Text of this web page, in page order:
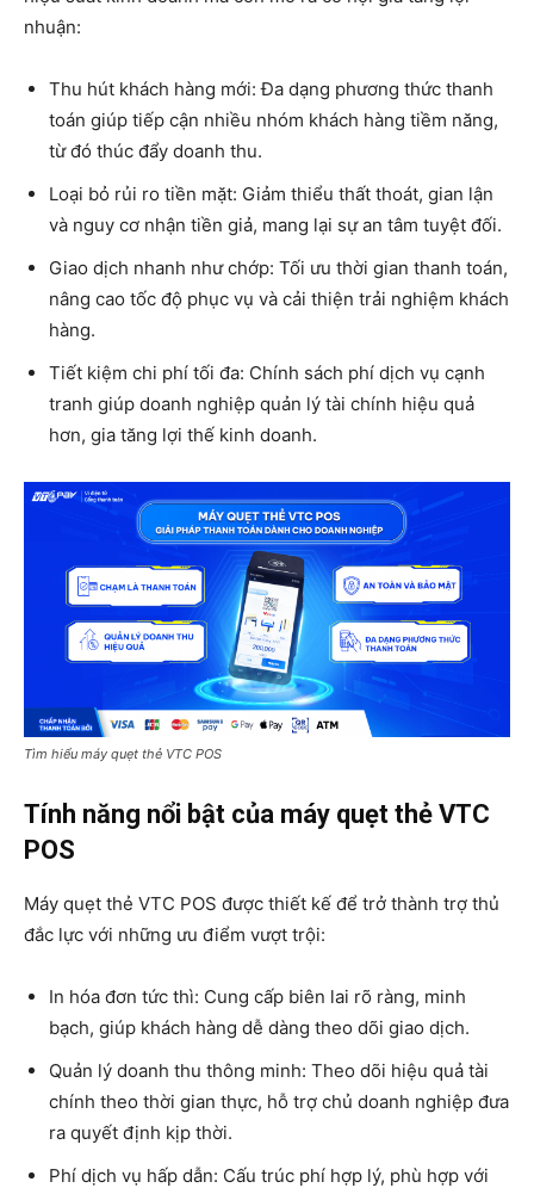
nhuận:
Thu hút khách hàng mới: Đa dạng phương thức thanh
toán giúp tiếp cận nhiều nhóm khách hàng tiềm năng,
từ đó thúc đẩy doanh thu.
Loại bỏ rủi ro tiền mặt: Giảm thiểu thất thoát, gian lận
và nguy cơ nhận tiền giả, mang lại sự an tâm tuyệt đối.
Giao dịch nhanh như chớp: Tối ưu thời gian thanh toán,
nâng cao tốc độ phục vụ và cải thiện trải nghiệm khách
hàng.
Tiết kiệm chi phí tối đa: Chính sách phí dịch vụ cạnh
tranh giúp doanh nghiệp quản lý tài chính hiệu quả
hơn, gia tăng lợi thế kinh doanh.
Tìm hiểu máy quẹt thẻ VTC POS
Tính năng nổi bật của máy quẹt thẻ VTC
POS
Máy quẹt thẻ VTC POS được thiết kế để trở thành trợ thủ
đắc lực với những ưu điểm vượt trội:
In hóa đơn tức thì: Cung cấp biên lai rõ ràng, minh
bạch, giúp khách hàng dễ dàng theo dõi giao dịch.
Quản lý doanh thu thông minh: Theo dõi hiệu quả tài
chính theo thời gian thực, hỗ trợ chủ doanh nghiệp đưa
ra quyết định kịp thời.
Phí dịch vụ hấp dẫn: Cấu trúc phí hợp lý, phù hợp với